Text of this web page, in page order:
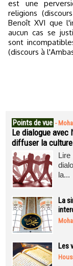
est une
religions
Benoît XVI que
aucun cas se
sont
(discours à
Points de vue -
Le dialogue avec
diffuser la
la...
La
Les